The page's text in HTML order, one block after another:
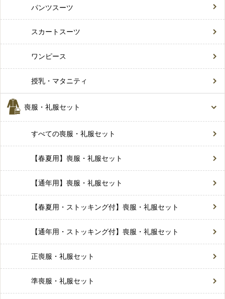
パンツスーツ
スカートスーツ
ワンピース
授乳・マタニティ
喪服・礼服セット
すべての喪服・礼服セット
【春夏用】喪服・礼服セット
【通年用】喪服・礼服セット
【春夏用・ストッキング付】喪服・礼服セット
【通年用・ストッキング付】喪服・礼服セット
正喪服・礼服セット
準喪服・礼服セット